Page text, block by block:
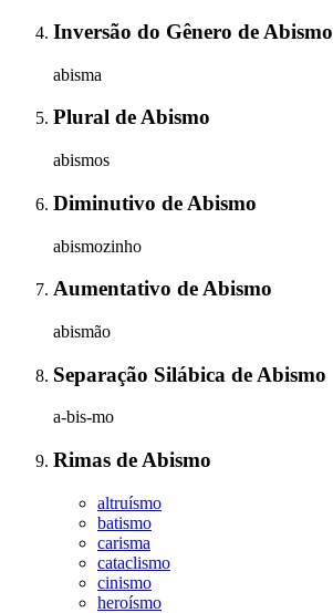
Inversão do Gênero de Abismo
abisma
Plural deAbismo
abismos
Diminutivo de Abismo
abismozinho
Aumentativo deAbismo
abismão
Separação Silábica de Abismo
a-bis-mo
Rimas de Abismo
altruísmo
batismo
carisma
cataclismo
cinismo
heroísmo